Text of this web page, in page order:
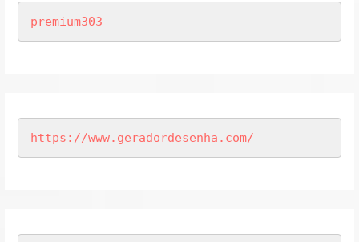
premium303
https://www.geradordesenha.com/